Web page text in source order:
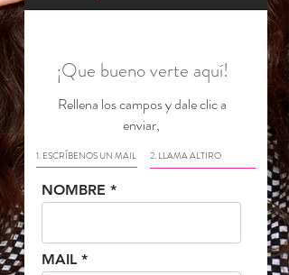
¡Que bueno verte aquí!
Rellena los campos y dale clic a
enviar,
NOMBRE
MAIL
1. ESCRÍBENOS UN MAIL 2. LLAMA ALTIRO